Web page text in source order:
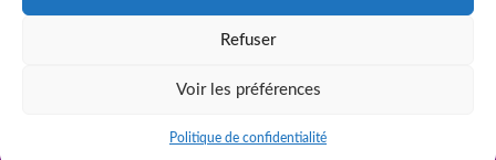
Refuser
Voir les préférences
Politique de confidentialité
CJ Métiers © 2026 par NEXTGEN